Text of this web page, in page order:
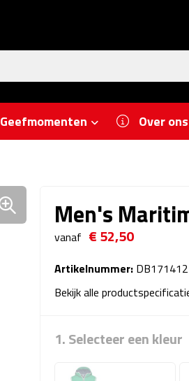
Geefmomenten Over ons
Men's
vanaf € 52,50
Artikelnummer:
Bekijk alle
1. Selecteer een kleur